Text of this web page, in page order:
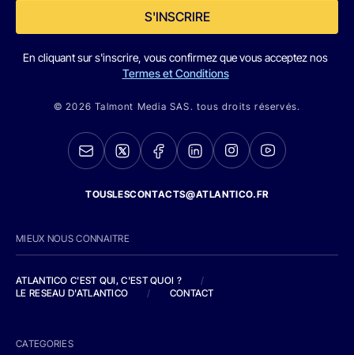
S'INSCRIRE
En cliquant sur s'inscrire, vous confirmez que vous acceptez nos
Termes et Conditions
© 2026 Talmont Media SAS. tous droits réservés.
TOUSLESCONTACTS@ATLANTICO.FR
MIEUX NOUS CONNAITRE
ATLANTICO C'EST QUI, C'EST QUOI ?
/
LE RESEAU D'ATLANTICO
/ CONTACT
CATEGORIES